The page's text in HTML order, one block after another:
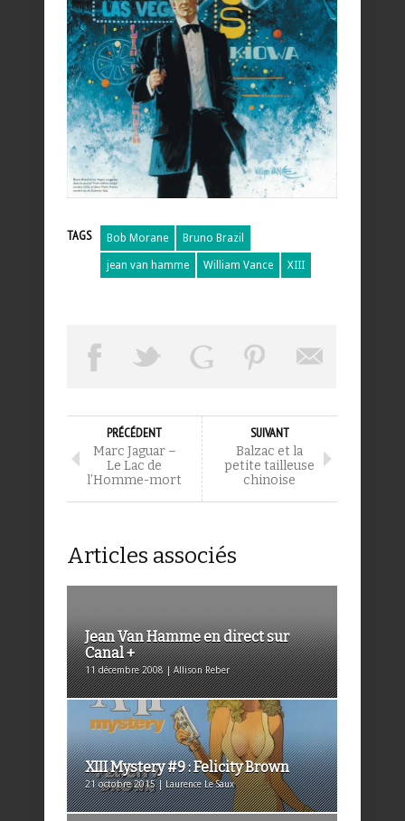
TAGS Bob Morane Bruno Brazil
jean van hamme William Vance XIII
PRÉCÉDENT
Marc Jaguar –
Le Lac de
l’Homme-mort
SUIVANT
Balzac et la
petite tailleuse
chinoise
Articles associés
Jean Van Hamme en direct sur
Canal +
11 décembre 2008 | Allison Reber
XIII Mystery #9 : Felicity Brown
21 octobre 2015 | Laurence Le Saux